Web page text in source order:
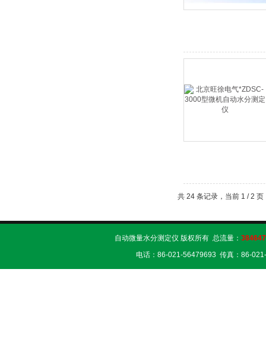
共 24 条记录，当前 1 / 2
自动微量水分测定仪 版权所有 总流量： 384647
电话：86-021-56479693 传真：86-